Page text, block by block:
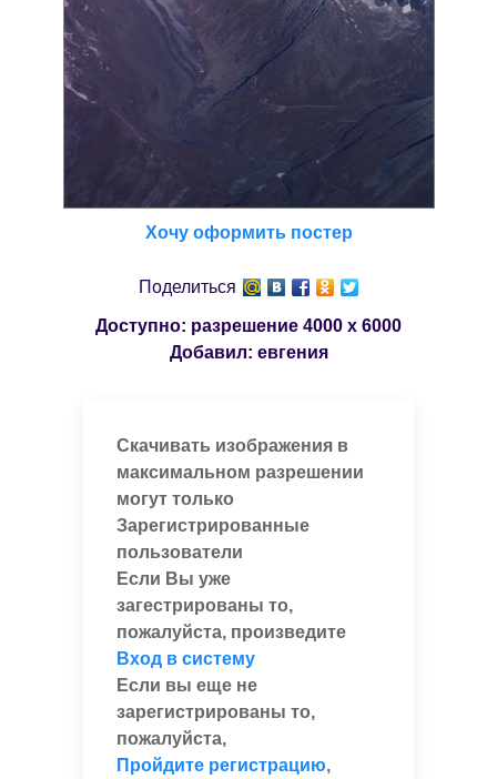
Хочу оформить постер
Поделиться
Доступно: разрешение 4000 x 6000
Добавил: евгения
Скачивать изображения в
максимальном разрешении
могут только
Зарегистрированные
пользователи
Если Вы уже
загестрированы то,
пожалуйста, произведите
Вход в систему
Если вы еще не
зарегистрированы то,
пожалуйста,
Пройдите регистрацию,